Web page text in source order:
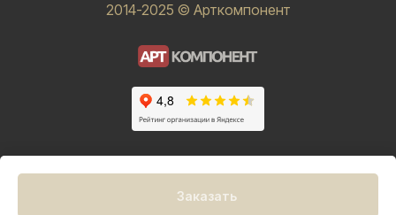
Заказать
2014-2025 © Арткомпонент
Tilda